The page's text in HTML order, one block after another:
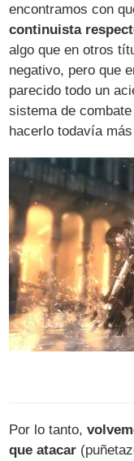
encontramos con
continuista
algo que en otros
negativo, pero que
parecido todo un
sistema de
hacerlo todavía
Por lo tanto,
que atacar